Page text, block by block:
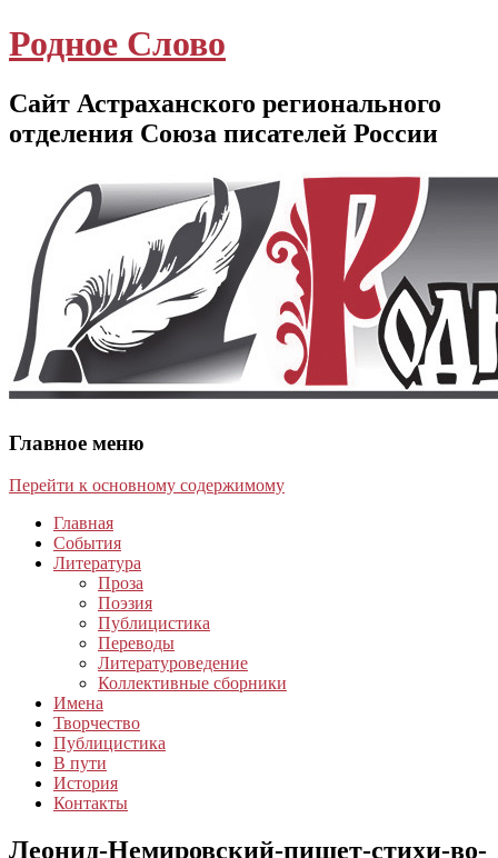
Родное Слово
Сайт Астраханского регионального
отделения Союза писателей России
Главное меню
Перейти к основному содержимому
Главная
События
Литература
Проза
Поэзия
Публицистика
Переводы
Литературоведение
Коллективные сборники
Имена
Творчество
Публицистика
В пути
История
Контакты
Леонид-Немировский-пишет-стихи-во-